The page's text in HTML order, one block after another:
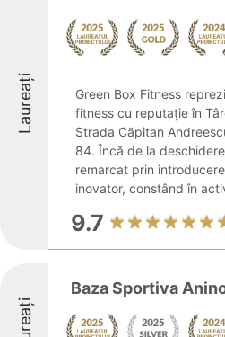
Laureați
Green Box Fitness
fitness cu reputație în
Strada Căpitan
84. Încă de la
remarcat prin
inovator, constând în
9.7
Baza Sportiva